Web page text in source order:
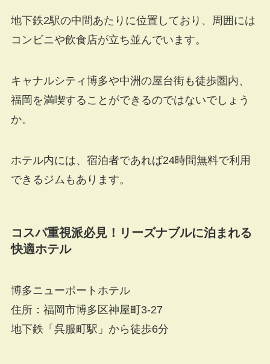
地下鉄2駅の中間あたりに位置しており、周囲には
コンビニや飲食店が立ち並んでいます。
キャナルシティ博多や中洲の屋台街も徒歩圏内、
福岡を満喫することができるのではないでしょう
か。
ホテル内には、宿泊者であれば24時間無料で利用
できるジムもあります。
コスパ重視派必見！リーズナブルに泊まれる
快適ホテル
博多ニューポートホテル
住所：福岡市博多区神屋町3-27
地下鉄「呉服町駅」から徒歩6分